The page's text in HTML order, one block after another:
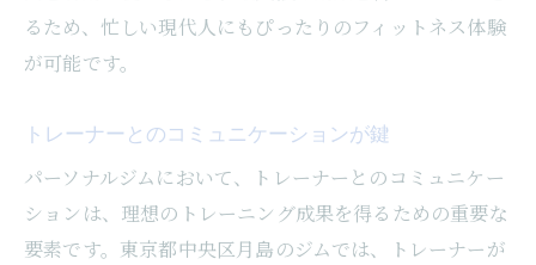
るため、忙しい現代人にもぴったりのフィットネス体験
が可能です。
トレーナーとのコミュニケーションが鍵
パーソナルジムにおいて、トレーナーとのコミュニケー
ションは、理想のトレーニング成果を得るための重要な
要素です。東京都中央区月島のジムでは、トレーナーが